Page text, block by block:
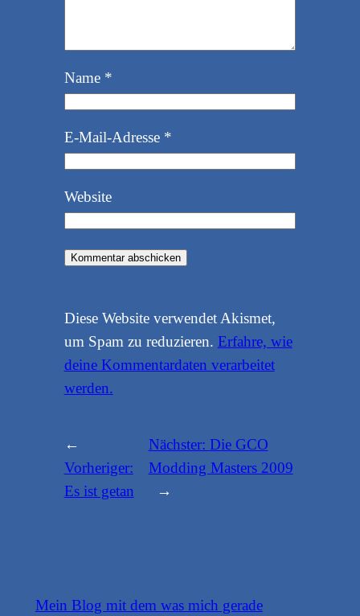
Name *
E-Mail-Adresse *
Website
Diese Website verwendet Akismet,
um Spam zu reduzieren. Erfahre, wie
deine Kommentardaten verarbeitet
werden.
←
Vorheriger:
Es ist getan
Nächster: Die GCO
Modding Masters 2009
→
Mein Blog mit dem was mich gerade